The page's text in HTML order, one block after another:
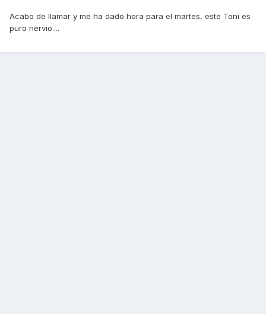
Acabo de llamar y me ha dado hora para el martes, este Toni es
puro nervio....